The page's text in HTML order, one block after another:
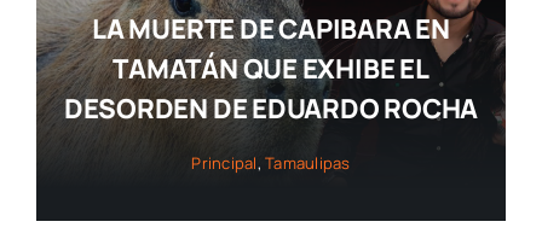
LA MUERTE DE CAPIBARA EN
TAMATÁN QUE EXHIBE EL
DESORDEN DE EDUARDO ROCHA
Principal,Tamaulipas